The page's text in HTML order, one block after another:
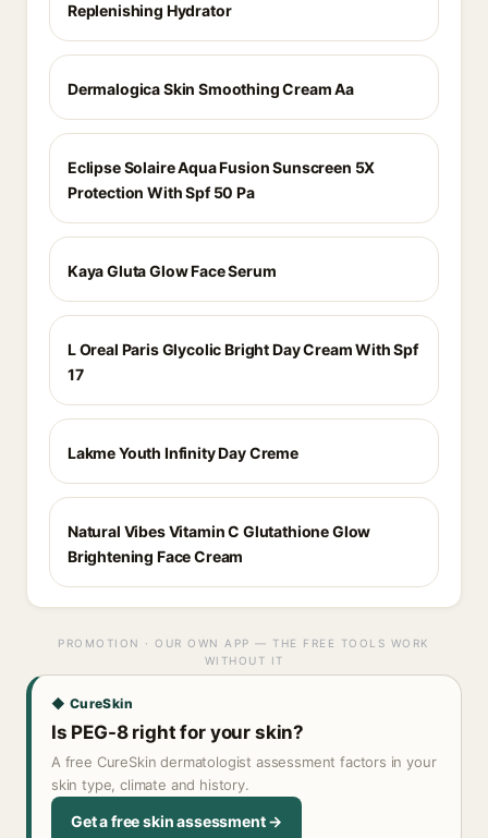
Replenishing Hydrator
Dermalogica Skin Smoothing Cream Aa
Eclipse Solaire Aqua Fusion Sunscreen 5X
Protection With Spf 50 Pa
Kaya Gluta Glow Face Serum
L Oreal Paris Glycolic Bright Day Cream With Spf
17
Lakme Youth Infinity Day Creme
Natural Vibes Vitamin C Glutathione Glow
Brightening Face Cream
PROMOTION · OUR OWN APP — THE FREE TOOLS WORK
WITHOUT IT
◆ CureSkin
Is PEG-8 right for your skin?
A free CureSkin dermatologist assessment factors in your
skin type, climate and history.
Get a free skin assessment →